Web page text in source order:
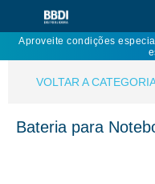
Aproveite condições
VOLTAR A
Bateria para